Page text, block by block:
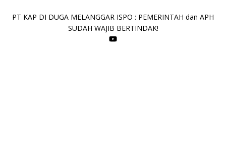
PT KAP DI DUGA MELANGGAR ISPO : PEMERINTAH dan APH
SUDAH WAJIB BERTINDAK!